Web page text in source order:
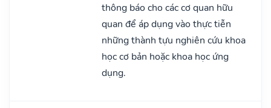
thông báo cho các cơ quan hữu
quan để áp dụng vào thực tiễn
những thành tựu nghiên cứu khoa
học cơ bản hoặc khoa học ứng
dụng.